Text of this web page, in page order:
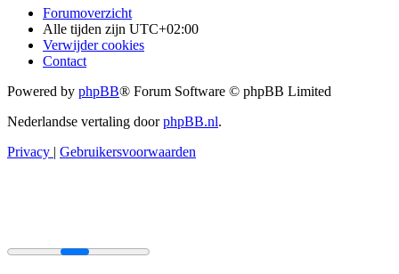
Forumoverzicht
Alle tijden zijn UTC+02:00
Verwijder cookies
Contact
Powered by phpBB® Forum Software © phpBB Limited
Nederlandse vertaling doorphpBB.nl.
Privacy | Gebruikersvoorwaarden